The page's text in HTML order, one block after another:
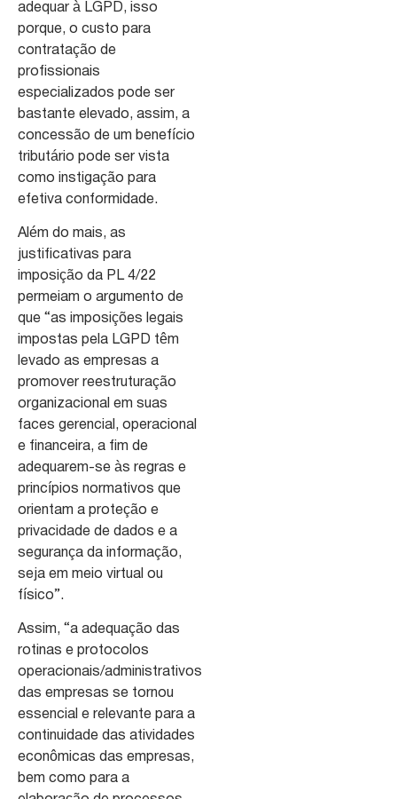
adequar à LGPD, isso
porque, o custo para
contratação de
profissionais
especializados pode ser
bastante elevado, assim, a
concessão de um benefício
tributário pode ser vista
como instigação para
efetiva conformidade.
Além do mais, as
justificativas para
imposição da PL 4/22
permeiam o argumento de
que “as imposições legais
impostas pela LGPD têm
levado as empresas a
promover reestruturação
organizacional em suas
faces gerencial, operacional
e financeira, a fim de
adequarem-se às regras e
princípios normativos que
orientam a proteção e
privacidade de dados e a
segurança da informação,
seja em meio virtual ou
físico”.
Assim, “a adequação das
rotinas e protocolos
operacionais/administrativos
das empresas se tornou
essencial e relevante para a
continuidade das atividades
econômicas das empresas,
bem como para a